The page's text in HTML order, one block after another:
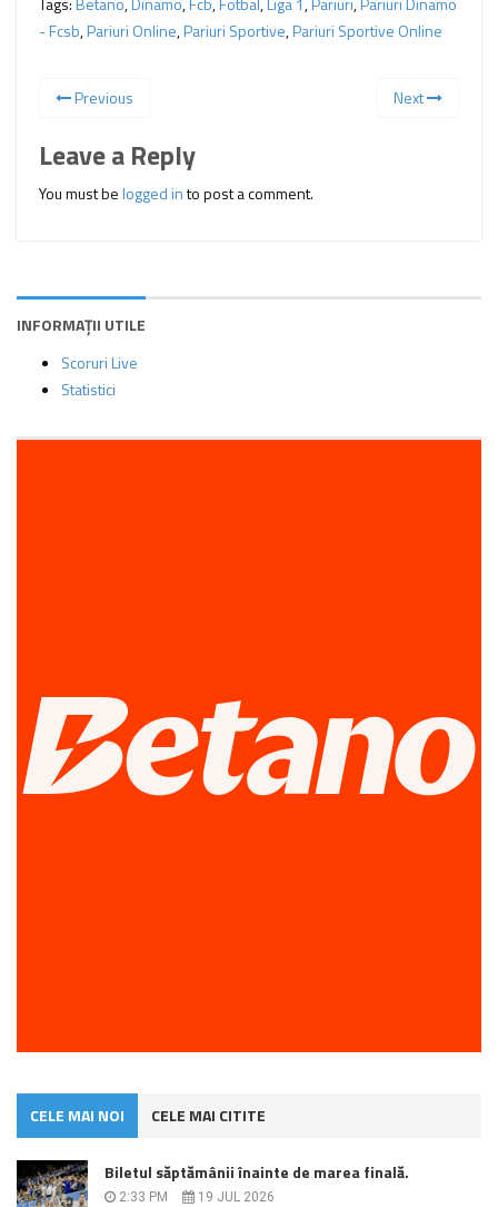
- Fcsb,Pariuri Online,Pariuri Sportive,Pariuri Sportive Online
Previous Next
Leave a Reply
You must belogged into post a comment.
INFORMAȚII UTILE
Scoruri Live
Statistici
CELE MAI NOI CELE MAI CITITE
Biletul săptămânii înainte de marea finală.
2:33 PM 19 JUL 2026